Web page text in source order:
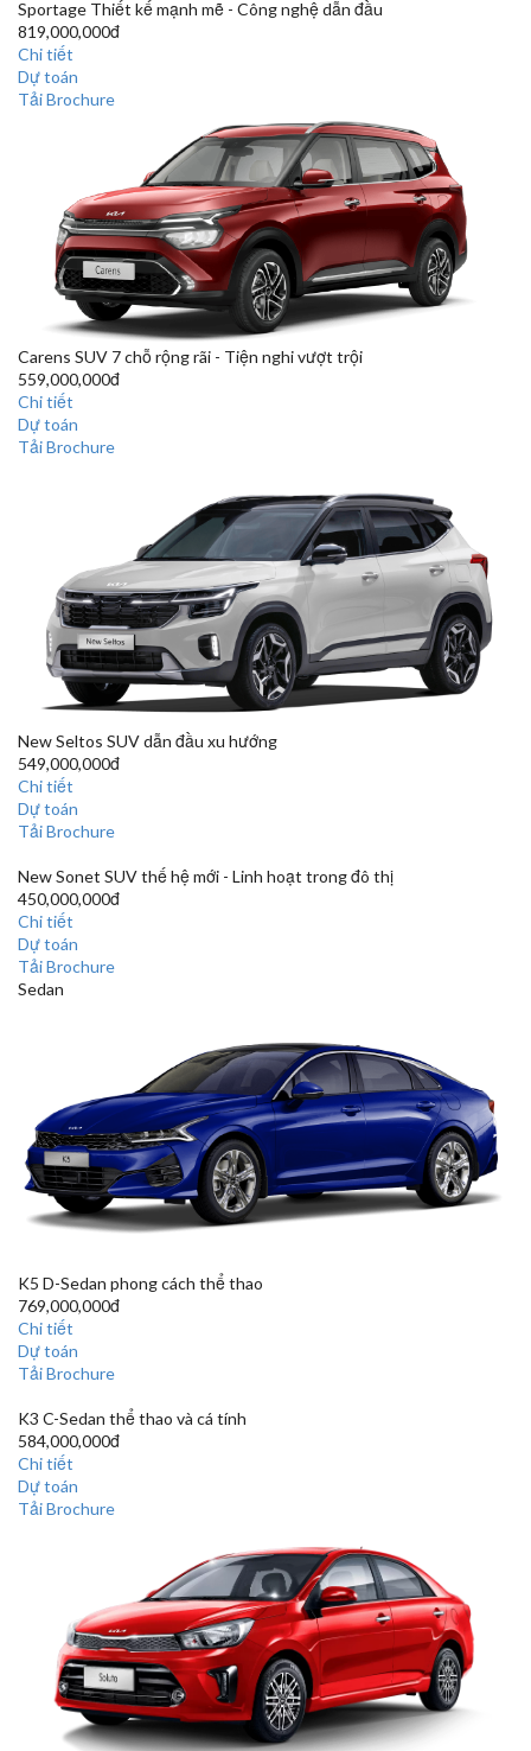
Sportage Thiết kế mạnh mẽ - Công nghệ dẫn đầu
819,000,000đ
Chi tiết
Dự toán
Tải Brochure
Carens SUV 7 chỗ rộng rãi - Tiện nghi vượt trội
559,000,000đ
Chi tiết
Dự toán
Tải Brochure
New Seltos SUV dẫn đầu xu hướng
549,000,000đ
Chi tiết
Dự toán
Tải Brochure
New Sonet SUV thế hệ mới - Linh hoạt trong đô thị
450,000,000đ
Chi tiết
Dự toán
Tải Brochure
Sedan
K5 D-Sedan phong cách thể thao
769,000,000đ
Chi tiết
Dự toán
Tải Brochure
K3 C-Sedan thể thao và cá tính
584,000,000đ
Chi tiết
Dự toán
Tải Brochure